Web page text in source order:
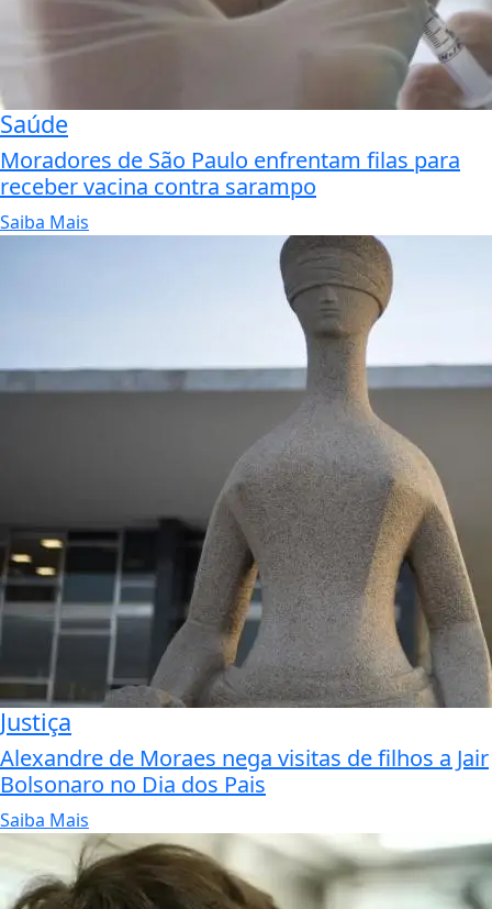
Saúde
Moradores de São Paulo enfrentam filas para
receber vacina contra sarampo
Saiba Mais
Justiça
Alexandre de Moraes nega visitas de filhos a Jair
Bolsonaro no Dia dos Pais
Saiba Mais